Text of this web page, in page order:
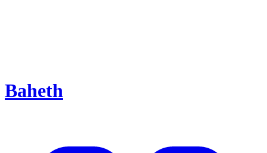
Baheth